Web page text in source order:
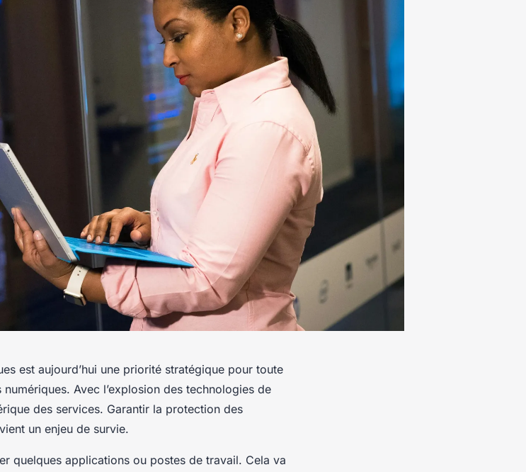
est aujourd’hui une priorité stratégique pour toute
Avec l’explosion des technologies de
des services. Garantir la protection des
un enjeu de survie.
quelques applications ou postes de travail. Cela va